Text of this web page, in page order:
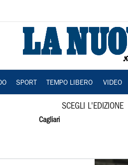
SPORT TEMPO LIBERO VIDEO
SCEGLI L'EDIZIONE
Cagliari